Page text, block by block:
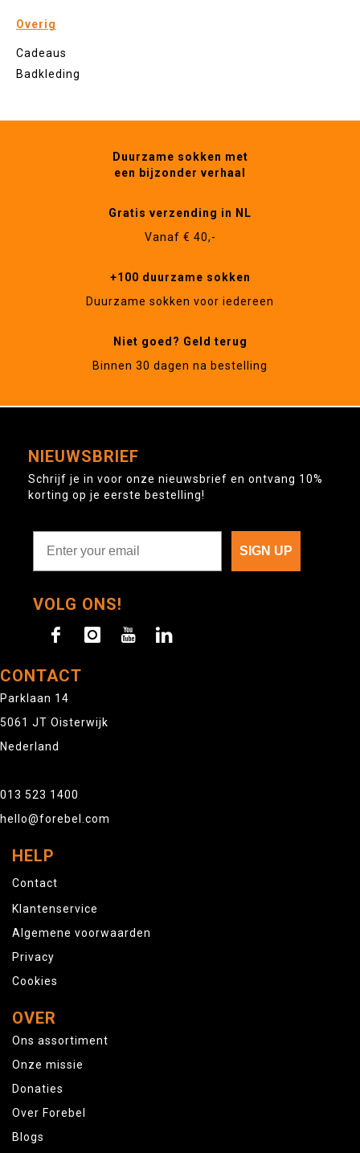
Overig
Cadeaus
Badkleding
Duurzame sokken met
een bijzonder verhaal
Gratis verzending in NL
Vanaf € 40,-
+100 duurzame sokken
Duurzame sokken voor iedereen
Niet goed? Geld terug
Binnen 30 dagen na bestelling
NIEUWSBRIEF
Schrijf je in voor onze nieuwsbrief en ontvang 10%
korting op je eerste bestelling!
SIGN UP
VOLG ONS!
CONTACT
Parklaan 14
5061 JT Oisterwijk
Nederland
013 523 1400
hello@forebel.com
HELP
Contact
Klantenservice
Algemene voorwaarden
Privacy
Cookies
OVER
Ons assortiment
Onze missie
Donaties
Over Forebel
Blogs